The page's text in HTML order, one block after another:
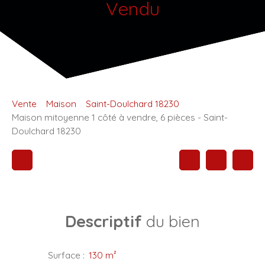
Vendu
Vente Maison
Saint-Doulchard 18230
Maison mitoyenne 1 côté à vendre, 6 pièces - Saint-
Doulchard 18230
Descriptif du bien
Surface : 130 m²